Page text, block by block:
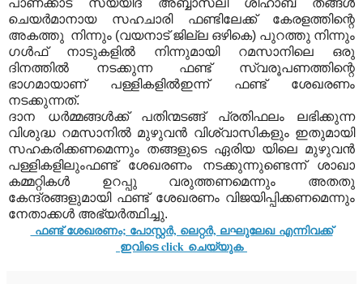
പാണക്കാട്‌ സയ്യിദ്‌ അബ്ബാസലി ശിഹാബ്‌ തങ്ങള്‍
ചെയര്‍മാനായ സഹചാരി ഫണ്ടിലേക്ക്‌ കേരളത്തിന്റെ
അകത്തു നിന്നും (വയനാട് ജില്ല ഒഴികെ) പുറത്തു നിന്നും
ഗള്‍ഫ്‌ നാടുകളില്‍ നിന്നുമായി റമസാനിലെ ഒരു
ദിനത്തില്‍ നടക്കുന്ന ഫണ്ട്‌ സ്വരൂപണത്തിന്റെ
ഭാഗമായാണ്‌ പള്ളികളില്‍ഇന്ന് ഫണ്ട്‌ ശേഖരണം
നടക്കുന്നത്.
ദാന ധര്‍മ്മങ്ങള്‍ക്ക്‌ പതിന്മടങ്ങ്‌ പ്രതിഫലം ലഭിക്കുന്ന
വിശുദ്ധ റമസാനില്‍ മുഴുവന്‍ വിശ്വാസികളും ഇതുമായി
സഹകരിക്കണമെന്നും തങ്ങളുടെ ഏരിയ യിലെ മുഴുവന്‍
പള്ളികളിലുംഫണ്ട് ശേഖരണം നടക്കുന്നുണ്ടെന്ന് ശാഖാ
കമ്മറ്റികള്‍ ഉറപ്പു വരുത്തണമെന്നും അതതു
കേന്ദ്രങ്ങളുമായി ഫണ്ട്‌ ശേഖരണം വിജയിപ്പിക്കണമെന്നും
നേതാക്കള്‍ അഭ്യര്‍ത്ഥിച്ചു.
ഫണ്ട് ശേഖരണം; പോസ്റ്റര്‍, ലെറ്റര്‍, ലഘുലേഖ എന്നിവക്ക്
ഇവിടെ click ചെയ്യുക